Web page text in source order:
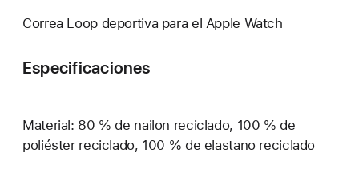
Correa Loop deportiva para el Apple Watch
Especificaciones
Material: 80 % de nailon reciclado, 100 % de
poliéster reciclado, 100 % de elastano reciclado